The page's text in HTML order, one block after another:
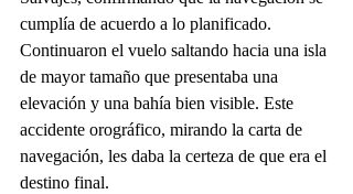
cumplía de acuerdo a lo planificado.
Continuaron el vuelo saltando hacia una isla
de mayor tamaño que presentaba una
elevación y una bahía bien visible. Este
accidente orográfico, mirando la carta de
navegación, les daba la certeza de que era el
destino final.